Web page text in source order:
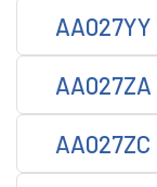
AA027YY
AA027ZA
AA027ZC